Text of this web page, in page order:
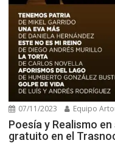
07/11/2023 Equipo
Poesía y Realismo
gratuito en el